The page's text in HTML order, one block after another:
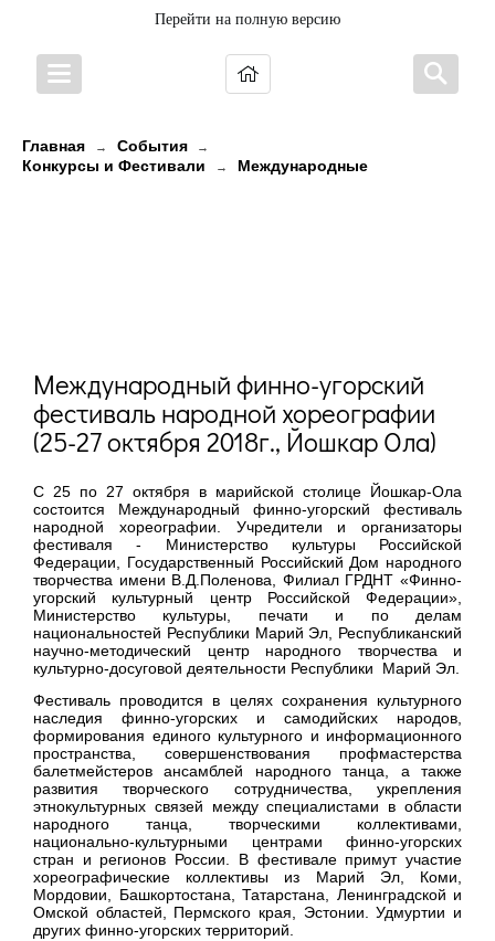
Перейти на полную версию
Главная → События →
Конкурсы и Фестивали → Международные
Международный финно-угорский
фестиваль народной хореографии
(25-27 октября 2018г., Йошкар Ола)
С 25 по 27 октября в марийской столице Йошкар-Ола
состоится Международный финно-угорский фестиваль
народной хореографии. Учредители и организаторы
фестиваля - Министерство культуры Российской
Федерации, Государственный Российский Дом народного
творчества имени В.Д.Поленова, Филиал ГРДНТ «Финно-
угорский культурный центр Российской Федерации»,
Министерство культуры, печати и по делам
национальностей Республики Марий Эл, Республиканский
научно-методический центр народного творчества и
культурно-досуговой деятельности Республики Марий Эл.
Фестиваль проводится в целях сохранения культурного
наследия финно-угорских и самодийских народов,
формирования единого культурного и информационного
пространства, совершенствования профмастерства
балетмейстеров ансамблей народного танца, а также
развития творческого сотрудничества, укрепления
этнокультурных связей между специалистами в области
народного танца, творческими коллективами,
национально-культурными центрами финно-угорских
стран и регионов России. В фестивале примут участие
хореографические коллективы из Марий Эл, Коми,
Мордовии, Башкортостана, Татарстана, Ленинградской и
Омской областей, Пермского края, Эстонии. Удмуртии и
других финно-угорских территорий.